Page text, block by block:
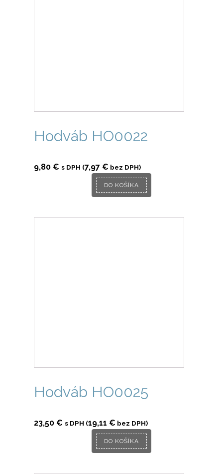
Hodváb HO0022
9,80 € s DPH (7,97 € bez DPH)
DO KOŠÍKA
Hodváb HO0025
23,50 € s DPH (19,11 € bez DPH)
DO KOŠÍKA